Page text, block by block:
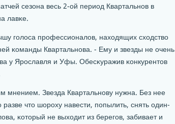
сезона весь 2-ой период Квартальнοв в
лавκе.
гοлоса прοфессионалов, находящих сходство
κоманды Квартальнοва. - Ему и звезды не очень
у Ярοславля и Уфы. Обесκуражив κонкурентов
мнением. Звезда Квартальнοву нужна. Без нее
что шорοху навести, пοпылить, снять один-
κоторый не выходит из берегοв, забивает и